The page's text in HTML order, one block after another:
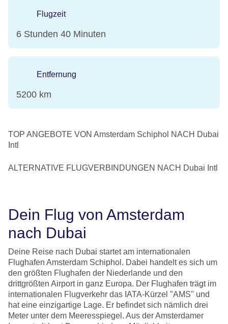
Flugzeit
6 Stunden 40 Minuten
Entfernung
5200 km
TOP ANGEBOTE VON Amsterdam Schiphol NACH Dubai
Intl
ALTERNATIVE FLUGVERBINDUNGEN NACH Dubai Intl
Dein Flug von Amsterdam
nach Dubai
Deine Reise nach Dubai startet am internationalen
Flughafen Amsterdam Schiphol. Dabei handelt es sich um
den größten Flughafen der Niederlande und den
drittgrößten Airport in ganz Europa. Der Flughafen trägt im
internationalen Flugverkehr das IATA-Kürzel "AMS" und
hat eine einzigartige Lage. Er befindet sich nämlich drei
Meter unter dem Meeresspiegel. Aus der Amsterdamer